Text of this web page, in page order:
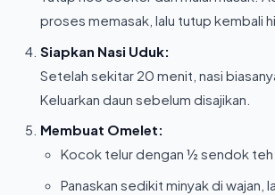
proses memasak, lalu tutup kembali
Siapkan Nasi Uduk:
Setelah sekitar 20 menit, nasi
Keluarkan daun sebelum disajikan.
Membuat Omelet:
Kocok telur dengan ½ sendok teh
Panaskan sedikit minyak di wajan,